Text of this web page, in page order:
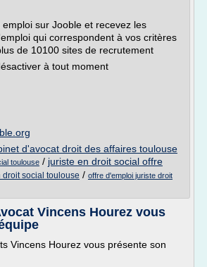
sur Jooble et recevez les
qui correspondent à vos critères
de 10100 sites de recrutement
à tout moment
d'avocat droit des affaires toulouse
toulouse / juriste en droit social offre
droit social toulouse / offre d'emploi juriste droit
Vincens Hourez vous
Vincens Hourez vous présente son